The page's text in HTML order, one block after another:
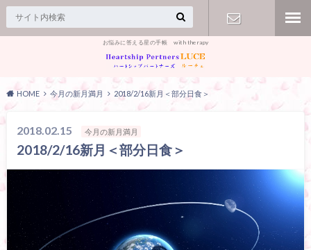
お悩みに答える星の手帳 with therapy
せ】
HOME 今月の新月満月 2018/2/16新月＜部分日食＞
2018.02.15 今月の新月満月
2018/2/16新月＜部分日食＞